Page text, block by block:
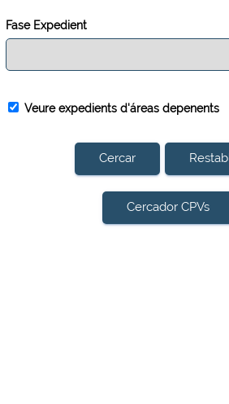
Fase Expedient
Veure expedients d'áreas depenents